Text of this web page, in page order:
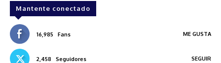
Mantente conectado
16,985 Fans ME GUSTA
2,458 Seguidores SEGUIR